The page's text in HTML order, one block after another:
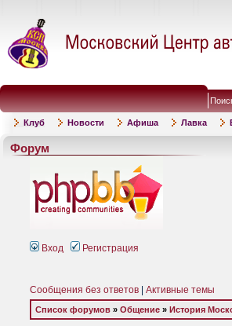
Клуб Новости Афиша Лавка
Форум
Вход Регистрация
Сообщения без ответов Активные темы
Список форумов » Общение » История